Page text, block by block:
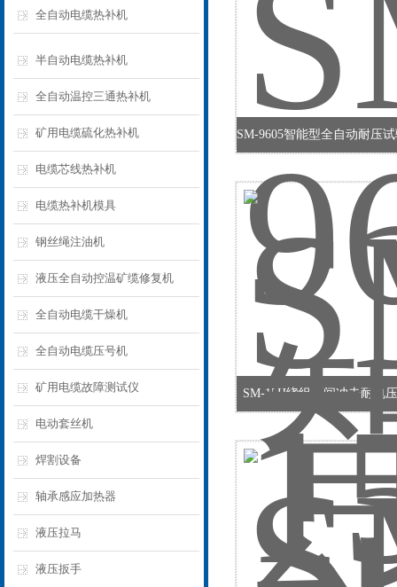
全自动电缆热补机
半自动电缆热补机
全自动温控三通热补机
矿用电缆硫化热补机
电缆芯线热补机
电缆热补机模具
钢丝绳注油机
液压全自动控温矿缆修复机
全自动电缆干燥机
全自动电缆压号机
矿用电缆故障测试仪
电动套丝机
焊割设备
轴承感应加热器
液压拉马
液压扳手
SM-15H绕组匝间冲击耐电